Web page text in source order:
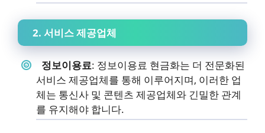
2. 서비스 제공업체
정보이용료: 정보이용료 현금화는 더 전문화된
서비스 제공업체를 통해 이루어지며, 이러한 업
체는 통신사 및 콘텐츠 제공업체와 긴밀한 관계
를 유지해야 합니다.